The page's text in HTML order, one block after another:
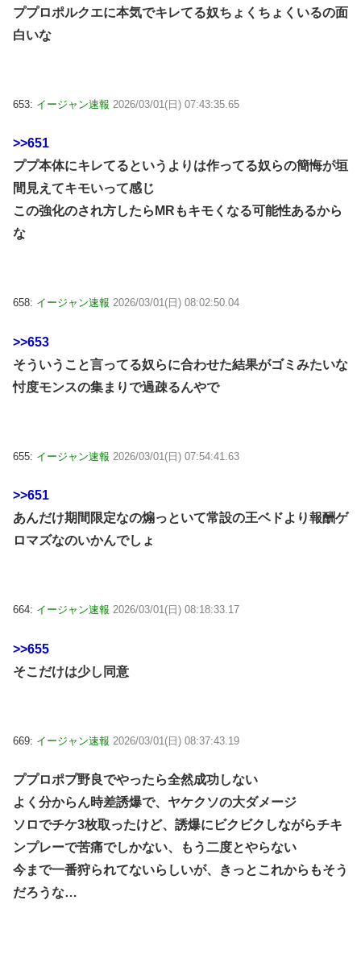
ププロポルクエに本気でキレてる奴ちょくちょくいるの面
白いな
653: イージャン速報 2026/03/01(日) 07:43:35.65
>>651
ププ本体にキレてるというよりは作ってる奴らの簡悔が垣
間見えてキモいって感じ
この強化のされ方したらMRもキモくなる可能性あるから
な
658: イージャン速報 2026/03/01(日) 08:02:50.04
>>653
そういうこと言ってる奴らに合わせた結果がゴミみたいな
忖度モンスの集まりで過疎るんやで
655: イージャン速報 2026/03/01(日) 07:54:41.63
>>651
あんだけ期間限定なの煽っといて常設の王ベドより報酬ゲ
ロマズなのいかんでしょ
664: イージャン速報 2026/03/01(日) 08:18:33.17
>>655
そこだけは少し同意
669: イージャン速報 2026/03/01(日) 08:37:43.19
ププロポプ野良でやったら全然成功しない
よく分からん時差誘爆で、ヤケクソの大ダメージ
ソロでチケ3枚取ったけど、誘爆にビクビクしながらチキ
ンプレーで苦痛でしかない、もう二度とやらない
今まで一番狩られてないらしいが、きっとこれからもそう
だろうな…